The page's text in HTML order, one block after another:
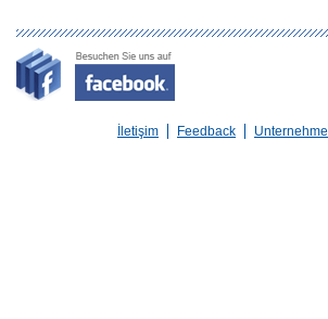
İletişim Feedback